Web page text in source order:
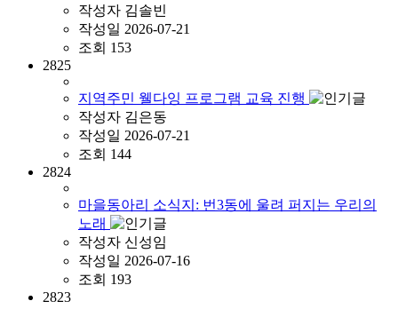
작성자 김솔빈
작성일 2026-07-21
조회 153
2825
지역주민 웰다잉 프로그램 교육 진행
작성자 김은동
작성일 2026-07-21
조회 144
2824
마을동아리 소식지: 번3동에 울려 퍼지는 우리의
노래
작성자 신성임
작성일 2026-07-16
조회 193
2823